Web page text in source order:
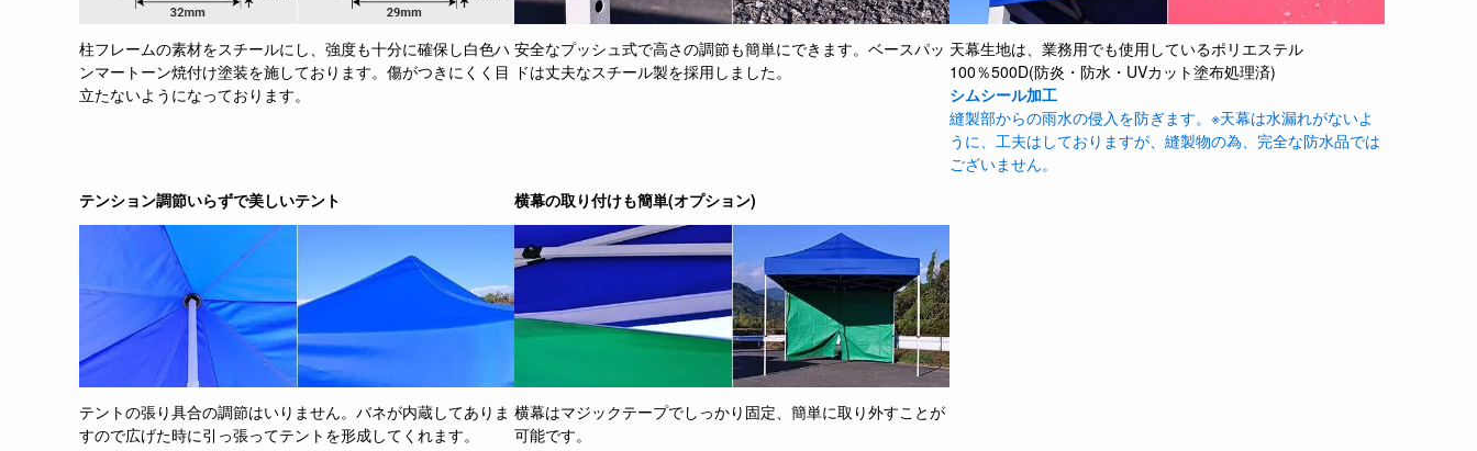
柱フレームの素材をスチールにし、強度も十分に確保し白色ハ
ンマートーン焼付け塗装を施しております。傷がつきにくく目
立たないようになっております。
安全なプッシュ式で高さの調節も簡単にできます。ベースパッ
ドは丈夫なスチール製を採用しました。
天幕生地は、業務用でも使用しているポリエステル
100％500D(防炎・防水・UVカット塗布処理済)
シムシール加工
縫製部からの雨水の侵入を防ぎます。※天幕は水漏れがないよ
うに、工夫はしておりますが、縫製物の為、完全な防水品では
ございません。
テンション調節いらずで美しいテント
テントの張り具合の調節はいりません。バネが内蔵してありま
すので広げた時に引っ張ってテントを形成してくれます。
横幕の取り付けも簡単(オプション)
横幕はマジックテープでしっかり固定、簡単に取り外すことが
可能です。